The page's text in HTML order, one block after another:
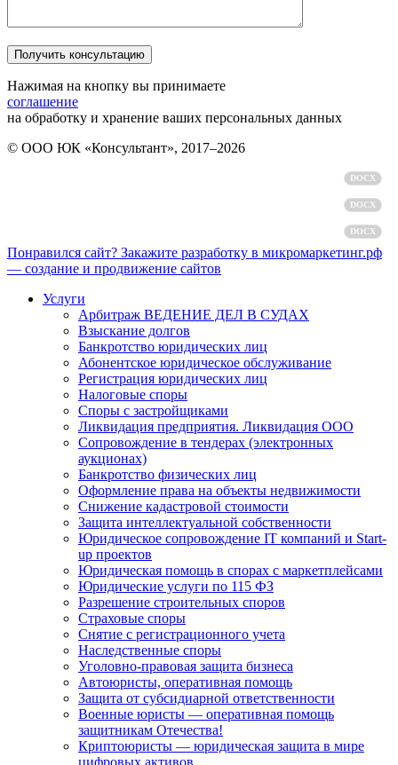
Нажимая на кнопку вы принимаете
соглашение
на обработку и хранение ваших персональных данных
© ООО ЮК «Консультант», 2017–2026
DOCX
DOCX
DOCX
Понравился сайт? Закажите разработку в микромаркетинг.рф
— создание и продвижение сайтов
Услуги
Арбитраж ВЕДЕНИЕ ДЕЛ В СУДАХ
Взыскание долгов
Банкротство юридических лиц
Абонентское юридическое обслуживание
Регистрация юридических лиц
Налоговые споры
Споры с застройщиками
Ликвидация предприятия. Ликвидация ООО
Сопровождение в тендерах (электронных
аукционах)
Банкротство физических лиц
Оформление права на объекты недвижимости
Снижение кадастровой стоимости
Защита интеллектуальной собственности
Юридическое сопровождение IT компаний и Start-
up проектов
Юридическая помощь в спорах с маркетплейсами
Юридические услуги по 115 ФЗ
Разрешение строительных споров
Страховые споры
Снятие с регистрационного учета
Наследственные споры
Уголовно-правовая защита бизнеса
Автоюристы, оперативная помощь
Защита от субсидиарной ответственности
Военные юристы — оперативная помощь
защитникам Отечества!
Криптоюристы — юридическая защита в мире